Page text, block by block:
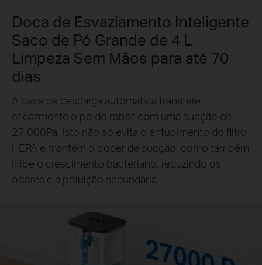
Doca de Esvaziamento Inteligente
Saco de Pó Grande de 4 L
Limpeza Sem Mãos para até 70
dias
A base de descarga automática transfere
eficazmente o pó do robot com uma sucção de
27.000Pa. Isto não só evita o entupimento do filtro
HEPA e mantém o poder de sucção, como também
inibe o crescimento bacteriano, reduzindo os
odores e a poluição secundária.